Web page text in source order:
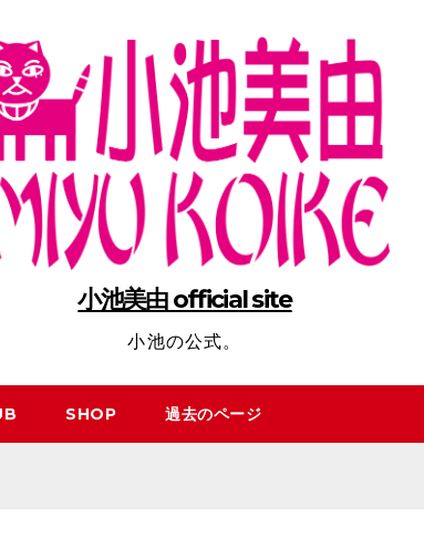
小池美由 official site
小池の公式。
SHOP 過去のページ